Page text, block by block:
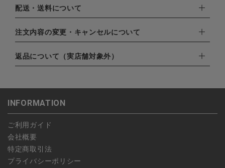
下記お支払い方法よりお選びいただけます。
・クレジットカード（VISA,mastercard,JCB,AMERICAN
EXPRESS,Diners Club）
・amazonペイメント
・楽天ペイ
・PayPay
配送・送料について
配達業者：日本郵便
北海道：1,400円
注文内容の変更・キャンセルについて
ご注文日当日から翌日のAM9:00までにご連絡頂いた場合はキャ
ンセルは可能です。
します。
予約商品など一部キャンセルが出来ない場合がございます。あら
かじめご了承ください。
返品について（実店舗対象外）
こちら よりご依頼ください。
INFORMATION
ご利用ガイド
会社概要
特定商取引法
プライバシーポリシー